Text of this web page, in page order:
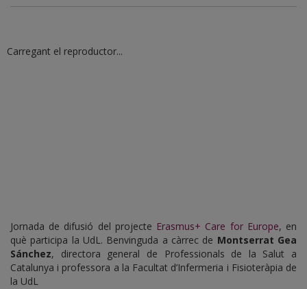
Carregant el reproductor...
Jornada de difusió del projecte Erasmus+ Care for Europe, en
què participa la UdL. Benvinguda a càrrec de Montserrat Gea
Sánchez, directora general de Professionals de la Salut a
Catalunya i professora a la Facultat d’Infermeria i Fisioteràpia de
la UdL